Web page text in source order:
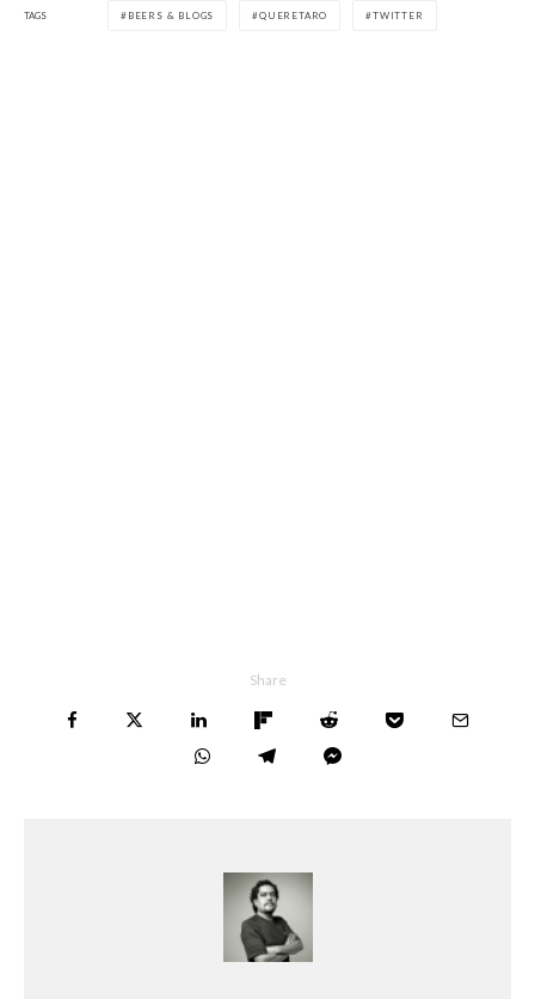
TAGS BEERS & BLOGS QUERETARO TWITTER
Share